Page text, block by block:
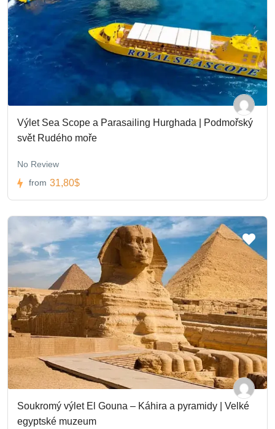
Výlet Sea Scope a Parasailing Hurghada | Podmořský
svět Rudého moře
No Review
from 31,80$
Soukromý výlet El Gouna – Káhira a pyramidy | Velké
egyptské muzeum